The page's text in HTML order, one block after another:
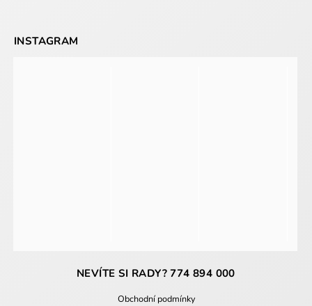
NEVÍTE SI RADY? 774 894 000
Obchodní podmínky
INSTAGRAM